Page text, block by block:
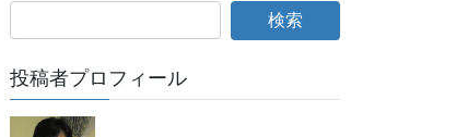
投稿者プロフィール